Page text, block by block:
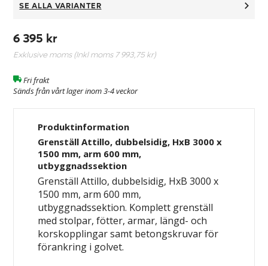
SE ALLA VARIANTER
6 395 kr
Exklusive moms (Inkl moms 7 993,75 kr)
Fri frakt
Sänds från vårt lager inom 3-4 veckor
Produktinformation
Grenställ Attillo, dubbelsidig, HxB 3000 x
1500 mm, arm 600 mm,
utbyggnadssektion
Grenställ Attillo, dubbelsidig, HxB 3000 x
1500 mm, arm 600 mm,
utbyggnadssektion. Komplett grenställ
med stolpar, fötter, armar, längd- och
korskopplingar samt betongskruvar för
förankring i golvet.